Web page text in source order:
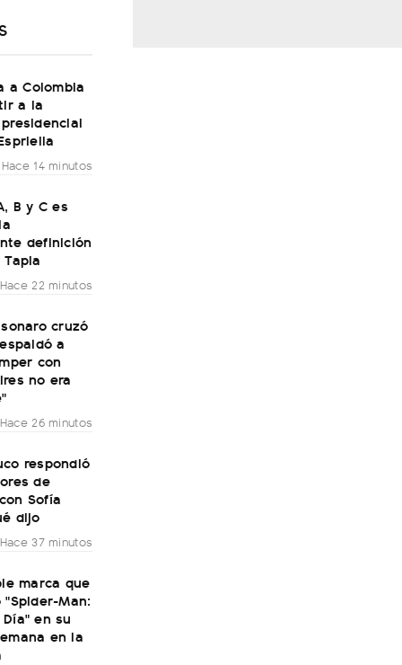
a Colombia
a la
Hace 14 minutos
B y C es
definición
Hace 22 minutos
cruzó
a
con
no era
Hace 26 minutos
respondió
de
Sofía
dijo
Hace 37 minutos
marca que
Man:
en su
en la